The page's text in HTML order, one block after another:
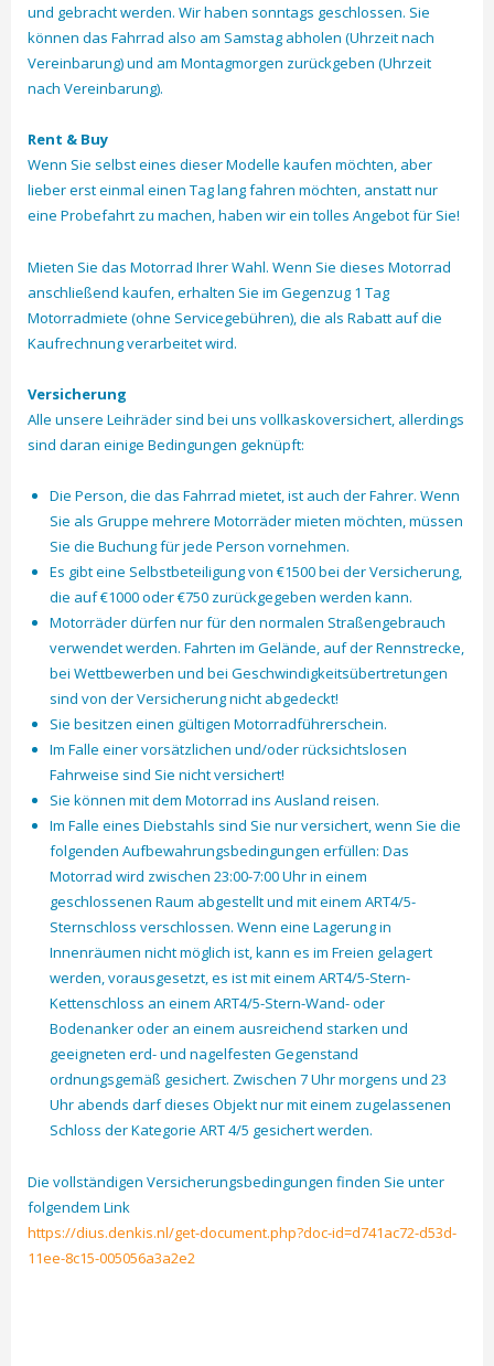
und gebracht werden. Wir haben sonntags geschlossen. Sie
können das Fahrrad also am Samstag abholen (Uhrzeit nach
Vereinbarung) und am Montagmorgen zurückgeben (Uhrzeit
nach Vereinbarung).
Rent & Buy
Wenn Sie selbst eines dieser Modelle kaufen möchten, aber
lieber erst einmal einen Tag lang fahren möchten, anstatt nur
eine Probefahrt zu machen, haben wir ein tolles Angebot für Sie!
Mieten Sie das Motorrad Ihrer Wahl. Wenn Sie dieses Motorrad
anschließend kaufen, erhalten Sie im Gegenzug 1 Tag
Motorradmiete (ohne Servicegebühren), die als Rabatt auf die
Kaufrechnung verarbeitet wird.
Versicherung
Alle unsere Leihräder sind bei uns vollkaskoversichert, allerdings
sind daran einige Bedingungen geknüpft:
Die Person, die das Fahrrad mietet, ist auch der Fahrer. Wenn
Sie als Gruppe mehrere Motorräder mieten möchten, müssen
Sie die Buchung für jede Person vornehmen.
Es gibt eine Selbstbeteiligung von €1500 bei der Versicherung,
die auf €1000 oder €750 zurückgegeben werden kann.
Motorräder dürfen nur für den normalen Straßengebrauch
verwendet werden. Fahrten im Gelände, auf der Rennstrecke,
bei Wettbewerben und bei Geschwindigkeitsübertretungen
sind von der Versicherung nicht abgedeckt!
Sie besitzen einen gültigen Motorradführerschein.
Im Falle einer vorsätzlichen und/oder rücksichtslosen
Fahrweise sind Sie nicht versichert!
Sie können mit dem Motorrad ins Ausland reisen.
Im Falle eines Diebstahls sind Sie nur versichert, wenn Sie die
folgenden Aufbewahrungsbedingungen erfüllen: Das
Motorrad wird zwischen 23:00-7:00 Uhr in einem
geschlossenen Raum abgestellt und mit einem ART4/5-
Sternschloss verschlossen. Wenn eine Lagerung in
Innenräumen nicht möglich ist, kann es im Freien gelagert
werden, vorausgesetzt, es ist mit einem ART4/5-Stern-
Kettenschloss an einem ART4/5-Stern-Wand- oder
Bodenanker oder an einem ausreichend starken und
geeigneten erd- und nagelfesten Gegenstand
ordnungsgemäß gesichert. Zwischen 7 Uhr morgens und 23
Uhr abends darf dieses Objekt nur mit einem zugelassenen
Schloss der Kategorie ART 4/5 gesichert werden.
Die vollständigen Versicherungsbedingungen finden Sie unter
folgendem Link
https://dius.denkis.nl/get-document.php?doc-id=d741ac72-d53d-
11ee-8c15-005056a3a2e2